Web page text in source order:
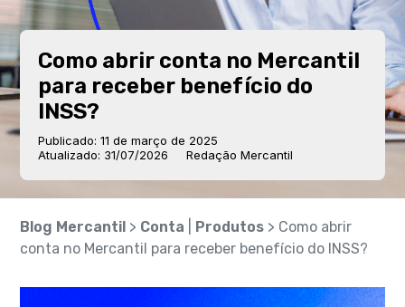
Como abrir conta no Mercantil
para receber benefício do
INSS?
Publicado: 11 de março de 2025
Atualizado: 31/07/2026
Redação Mercantil
Blog Mercantil > Conta Produtos > Como abrir
conta no Mercantil para receber benefício do INSS?